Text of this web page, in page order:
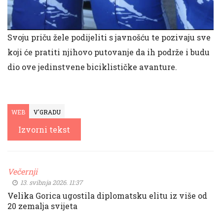
Svoju priču žele podijeliti s javnošću te pozivaju sve
koji će pratiti njihovo putovanje da ih podrže i budu
dio ove jedinstvene biciklističke avanture.
WEB V'GRADU
Izvorni tekst
Večernji
13. svibnja 2026. 11:37
Velika Gorica ugostila diplomatsku elitu iz više od
20 zemalja svijeta